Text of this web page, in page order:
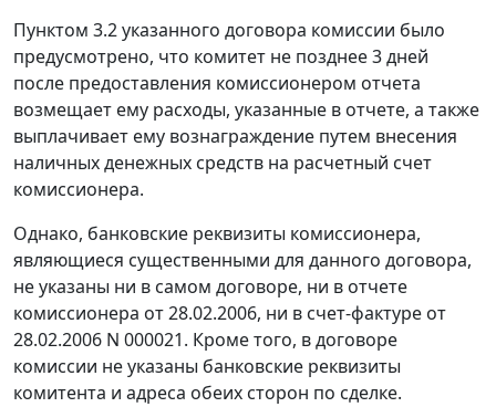
Пунктом 3.2 указанного договора комиссии было
предусмотрено, что комитет не позднее 3 дней
после предоставления комиссионером отчета
возмещает ему расходы, указанные в отчете, а также
выплачивает ему вознаграждение путем внесения
наличных денежных средств на расчетный счет
комиссионера.
Однако, банковские реквизиты комиссионера,
являющиеся существенными для данного договора,
не указаны ни в самом договоре, ни в отчете
комиссионера от 28.02.2006, ни в счет-фактуре от
28.02.2006 N 000021. Кроме того, в договоре
комиссии не указаны банковские реквизиты
комитента и адреса обеих сторон по сделке.